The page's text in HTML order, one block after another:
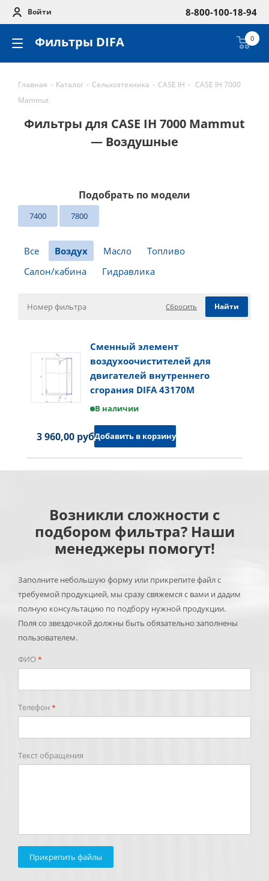
Войти 8-800-100-18-94
Фильтры DIFA 0
Главная - Каталог - Сельхозтехника - CASE IH - CASE IH 7000
Mammut
Фильтры для CASE IH 7000 Mammut
— Воздушные
Подобрать по модели
7400 7800
Все Воздух Масло
Топливо
Салон/кабина
Гидравлика
Сбросить
Сменный элемент
воздухоочистителей для
двигателей внутреннего
сгорания DIFA 43170M
В наличии
3 960,00 руб.Добавить в корзину
Возникли сложности с
подбором фильтра? Наши
менеджеры помогут!
Заполните небольшую форму или прикрепите файл с
требуемой продукцией, мы сразу свяжемся с вами и дадим
полную консультацию по подбору нужной продукции.
Поля со звездочкой должны быть обязательно заполнены
пользователем.
ФИО*
Телефон *
Текст обращения
Прикрепить файлы